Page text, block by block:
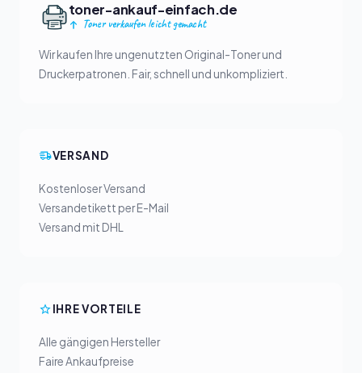
toner-ankauf-einfach.de
Toner verkaufen leicht gemacht
Wir kaufen Ihre ungenutzten Original-Toner und
Druckerpatronen. Fair, schnell und unkompliziert.
VERSAND
Kostenloser Versand
Versandetikett per E-Mail
Versand mit DHL
IHRE VORTEILE
Alle gängigen Hersteller
Faire Ankaufpreise